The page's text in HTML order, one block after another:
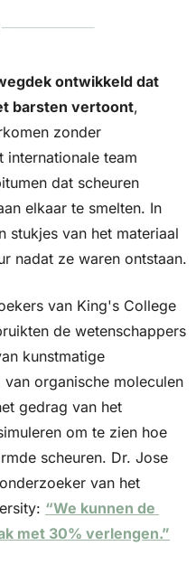
ontwikkeld dat
barsten vertoont,
zonder
internationale team
dat scheuren
elkaar te smelten. In
stukjes van het materiaal
nadat ze waren ontstaan.
van King's College
de wetenschappers
kunstmatige
organische moleculen
gedrag van het
om te zien hoe
scheuren. Dr. Jose
van het
“We kunnen de
met 30% verlengen.”